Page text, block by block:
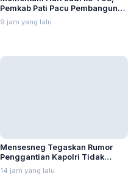
Pemkab Pati Pacu Pembangunan
Daerah
9 jam yang lalu
Mensesneg Tegaskan Rumor
Penggantian Kapolri Tidak
Benar
14 jam yang lalu